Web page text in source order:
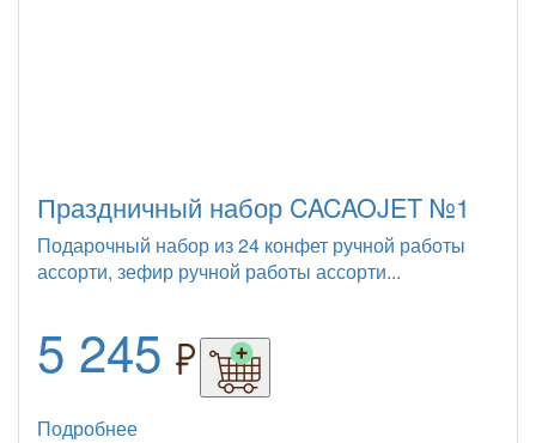
Праздничный набор CACAOJET №1
Подарочный набор из 24 конфет ручной работы
ассорти, зефир ручной работы ассорти...
5 245
Подробнее